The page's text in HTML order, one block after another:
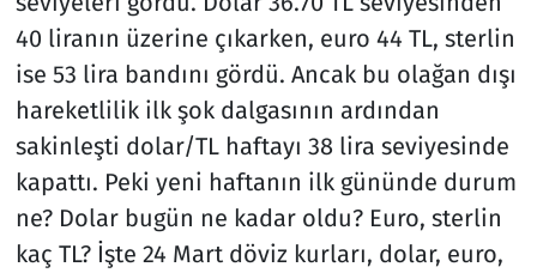
40 liranın üzerine çıkarken, euro 44 TL, sterlin
ise 53 lira bandını gördü. Ancak bu olağan dışı
hareketlilik ilk şok dalgasının ardından
sakinleşti dolar/TL haftayı 38 lira seviyesinde
kapattı. Peki yeni haftanın ilk gününde durum
ne? Dolar bugün ne kadar oldu? Euro, sterlin
kaç TL? İşte 24 Mart döviz kurları, dolar, euro,